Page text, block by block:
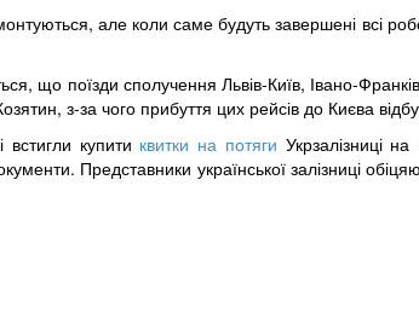
але коли саме будуть завершені всі
що поїзди сполучення Львів-Київ, Івано-
з-за чого прибуття цих рейсів до Києва
встигли купити квитки на потяги Укрзалізниці
Представники української залізниці